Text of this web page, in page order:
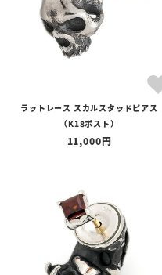
ラットレース スカルスタッドピアス
（K18ポスト）
11,000